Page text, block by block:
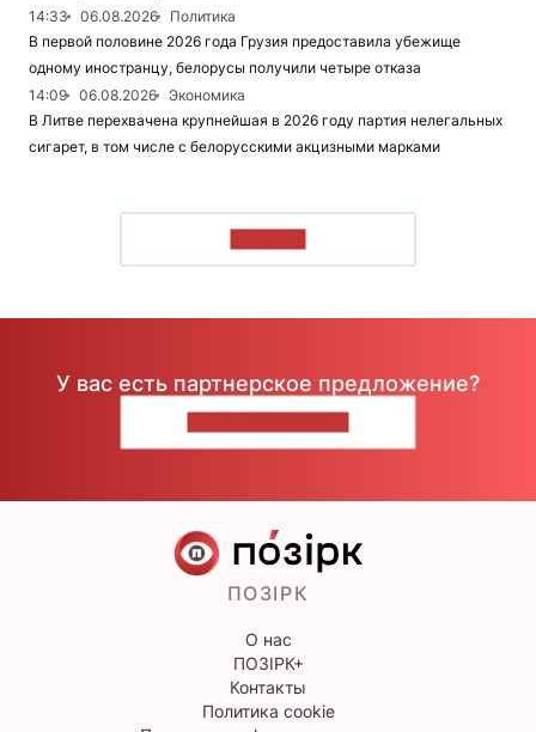
14:33
06.08.2026
Политика
В первой половине 2026 года Грузия предоставила убежище
одному иностранцу, белорусы получили четыре отказа
14:09
06.08.2026
Экономика
В Литве перехвачена крупнейшая в 2026 году партия нелегальных
сигарет, в том числе с белорусскими акцизными марками
У вас есть партнерское предложение?
ПОЗІРК
О нас
ПОЗІРК+
Контакты
Политика cookie